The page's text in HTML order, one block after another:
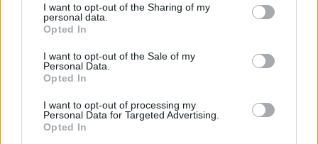
I want to opt-out of the Sharing of my
personal data.
Opted In
I want to opt-out of the Sale of my
Personal Data.
Opted In
I want to opt-out of processing my
Personal Data for Targeted Advertising.
Opted In
Σημεία προπώλησης
Ηλεκτρονικά: